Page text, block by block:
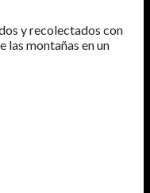
y recolectados con
las montañas en un